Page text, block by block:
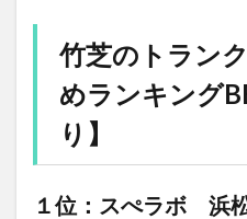
竹芝のトラン
めランキング
り】
１位：スぺラボ 浜